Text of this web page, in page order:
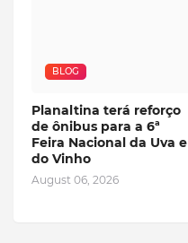
BLOG
Planaltina terá reforço
de ônibus para a 6ª
Feira Nacional da Uva e
do Vinho
August 06, 2026